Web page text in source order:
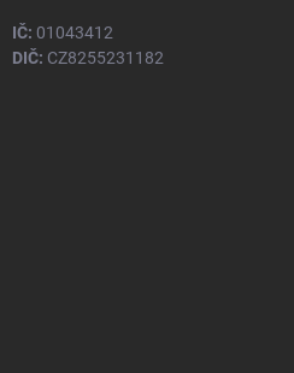
IČ: 01043412
DIČ: CZ8255231182